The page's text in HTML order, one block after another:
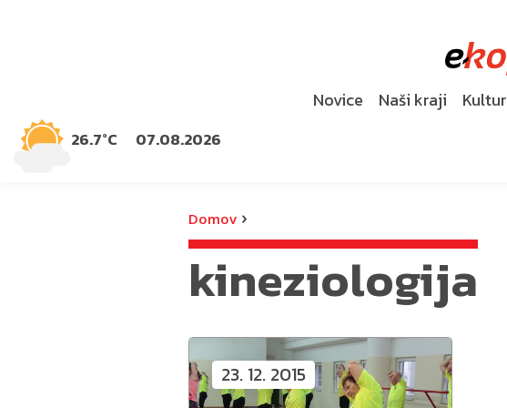
26.7°C 07.08.2026
Novice Naši kraji
Domov ›
kineziologija
23. 12. 2015